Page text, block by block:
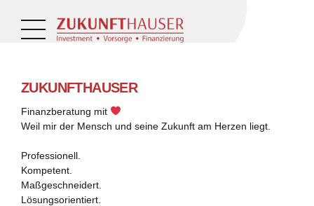
ZUKUNFTHAUSER
Finanzberatung mit
Weil mir der Mensch und seine Zukunft am Herzen liegt.
Professionell.
Kompetent.
Maßgeschneidert.
Lösungsorientiert.